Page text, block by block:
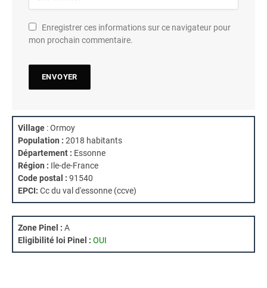
Enregistrer ces informations sur ce navigateur pour
mon prochain commentaire.
Village : Ormoy
Population : 2018 habitants
Département : Essonne
Région : Ile-de-France
Code postal : 91540
EPCI: Cc du val d'essonne (ccve)
Zone Pinel : A
Eligibilité loi Pinel : OUI